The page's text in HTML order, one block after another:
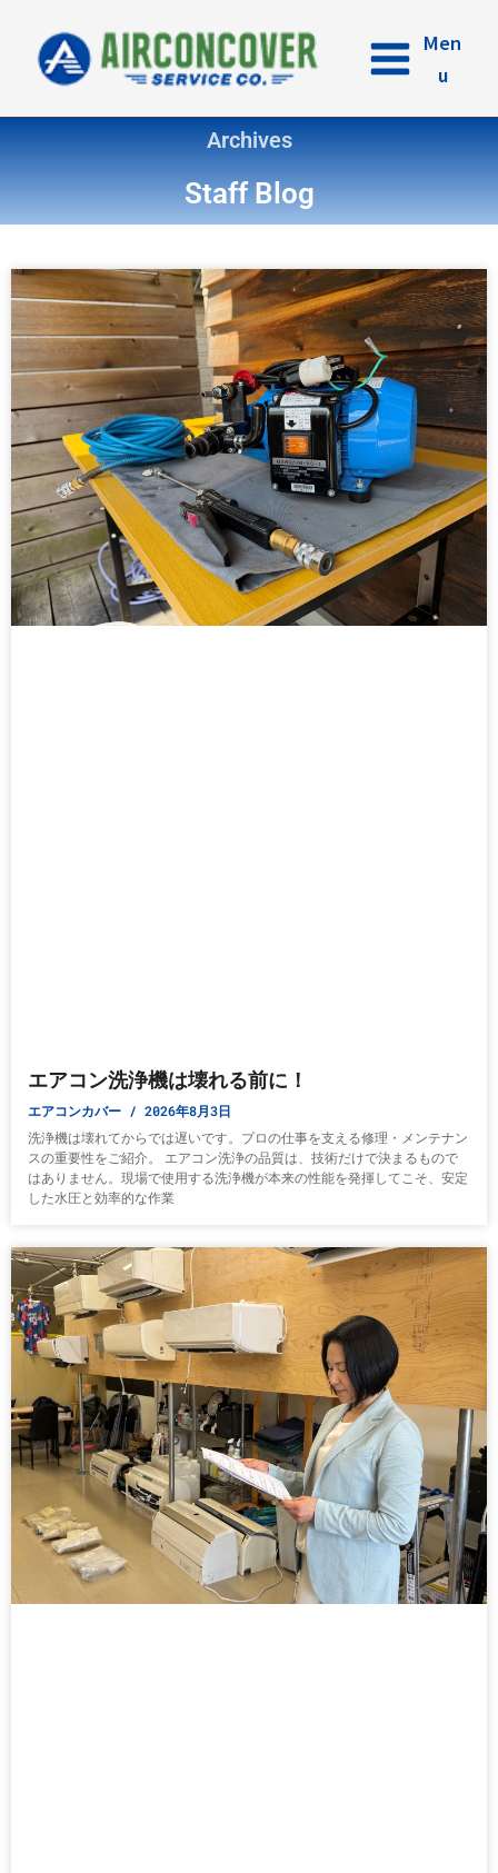
キ
Men
u
Archives
Staff Blog
エアコン洗浄機は壊れる前に！
エアコンカバー 2026年8月3日
洗浄機は壊れてからでは遅いです。プロの仕事を支える修理・メンテナン
スの重要性をご紹介。 エアコン洗浄の品質は、技術だけで決まるもので
はありません。現場で使用する洗浄機が本来の性能を発揮してこそ、安定
した水圧と効率的な作業
ペ
ー
ジ
ペ
ー
ジ
ペ
ー
ジ
ペ
ー
ジ